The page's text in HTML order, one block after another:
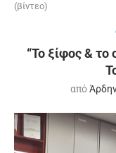
(βίντεο)
“Το ξίφος &
από